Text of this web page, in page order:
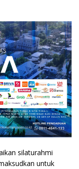
silaturahmi
untuk